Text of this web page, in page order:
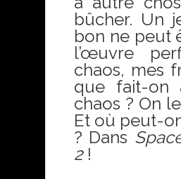
bûcher. Un
bon ne peut
l’œuvre
chaos, mes
que fait-on
chaos ? On
Et où peut-
? Dans
2!